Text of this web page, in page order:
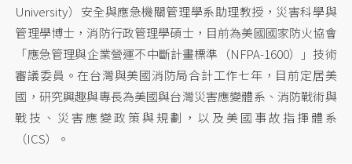
University）安全與應急機關管理學系助理教授，災害科學與
管理學博士，消防行政管理學碩士，目前為美國國家防火協會
「應急管理與企業營運不中斷計畫標準（NFPA-1600）」技術
審議委員。在台灣與美國消防局合計工作七年，目前定居美
國，研究興趣與專長為美國與台灣災害應變體系、消防戰術與
戰技、災害應變政策與規劃，以及美國事故指揮體系
（ICS）。